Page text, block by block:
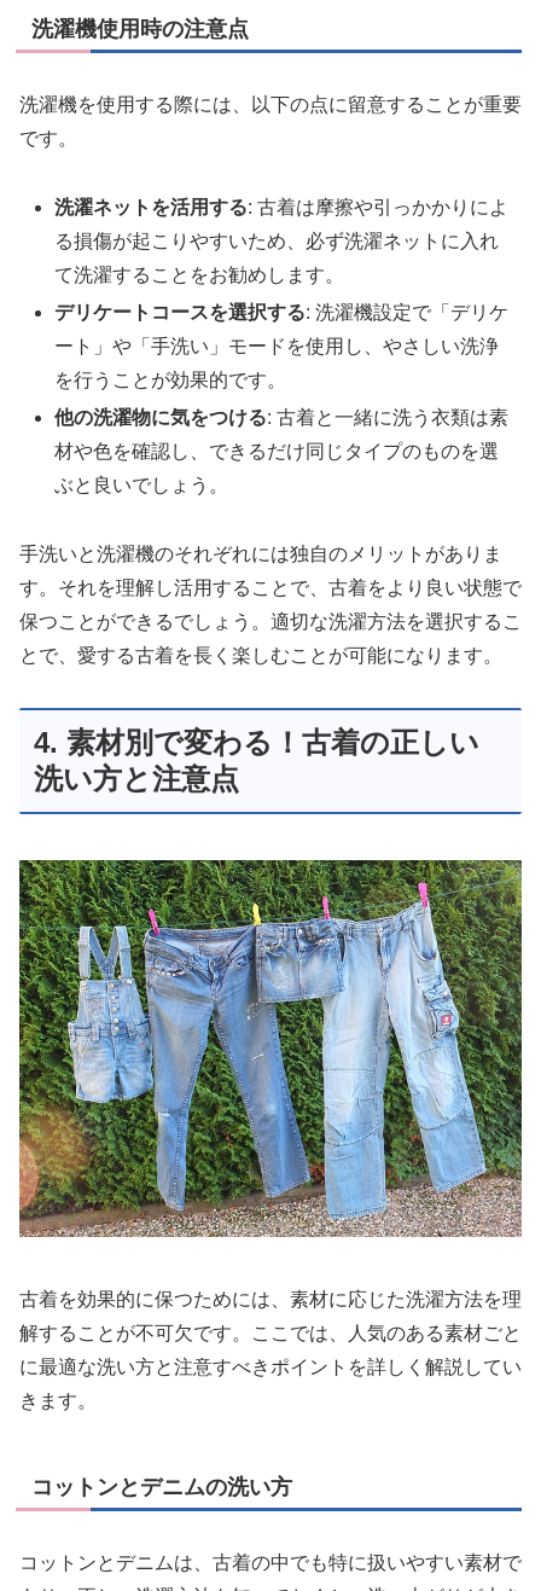
洗濯機使用時の注意点
洗濯機を使用する際には、以下の点に留意することが重要
です。
洗濯ネットを活用する: 古着は摩擦や引っかかりによ
る損傷が起こりやすいため、必ず洗濯ネットに入れ
て洗濯することをお勧めします。
デリケートコースを選択する: 洗濯機設定で「デリケ
ート」や「手洗い」モードを使用し、やさしい洗浄
を行うことが効果的です。
他の洗濯物に気をつける: 古着と一緒に洗う衣類は素
材や色を確認し、できるだけ同じタイプのものを選
ぶと良いでしょう。
手洗いと洗濯機のそれぞれには独自のメリットがありま
す。それを理解し活用することで、古着をより良い状態で
保つことができるでしょう。適切な洗濯方法を選択するこ
とで、愛する古着を長く楽しむことが可能になります。
4. 素材別で変わる！古着の正しい
洗い方と注意点
古着を効果的に保つためには、素材に応じた洗濯方法を理
解することが不可欠です。ここでは、人気のある素材ごと
に最適な洗い方と注意すべきポイントを詳しく解説してい
きます。
コットンとデニムの洗い方
コットンとデニムは、古着の中でも特に扱いやすい素材で